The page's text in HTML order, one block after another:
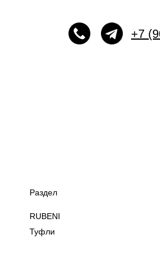
+7
Раздел
RUBENI
Туфли